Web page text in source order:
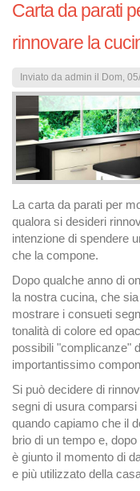
Carta da parati
rinnovare la
Inviato da admin il Dom,
La carta da parati per
qualora si desideri
intenzione di spendere
che la compone.
Dopo qualche anno di
la nostra cucina, che
mostrare i consueti
tonalità di colore ed
possibili "complicanze"
importantissimo
Si può decidere di
segni di usura
quando capiamo che il
brio di un tempo e,
è giunto il momento di
e più utilizzato della